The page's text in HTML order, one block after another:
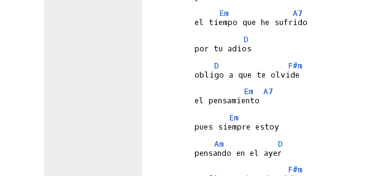
Em
A7
D
D
F#m
Em
A7
Em
Am
D
F#m